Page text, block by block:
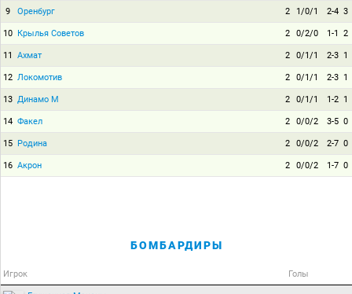
9 Оренбург 2 1/0/1 2-4 3
10 Крылья Советов 2 0/2/0 1-1 2
11 Ахмат 2 0/1/1 2-3 1
12 Локомотив 2 0/1/1 2-3 1
13 Динамо М 2 0/1/1 1-2 1
14 Факел 2 0/0/2 3-5 0
15 Родина 2 0/0/2 2-7 0
16 Акрон 2 0/0/2 1-7 0
БОМБАРДИРЫ
Игрок Голы